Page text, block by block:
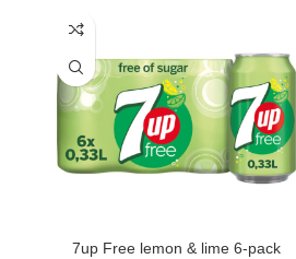
7up Free lemon & lime 6-pack